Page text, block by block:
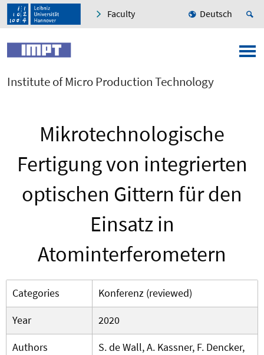
Faculty Deutsch
Institute of Micro Production Technology
Mikrotechnologische
Fertigung von integrierten
optischen Gittern für den
Einsatz in
Atominterferometern
Categories
Konferenz (reviewed)
Year
2020
Authors
S. de Wall, A. Kassner, F. Dencker,